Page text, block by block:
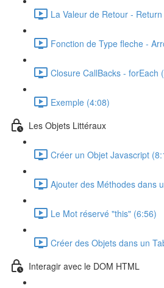
La Valeur de Retour -
Fonction de Type fleche -
Closure CallBacks - forEach
Exemple (4:08)
Les Objets Littéraux
Créer un Objet Javascript
Ajouter des Méthodes dans
Le Mot réservé "this" (6:56)
Créer des Objets dans un
Interagir avec le DOM HTML